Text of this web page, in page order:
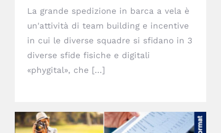
La grande spedizione in barca a vela è
un'attività di team building e incentive
in cui le diverse squadre si sfidano in 3
diverse sfide fisiche e digitali
«phygital», che [...]